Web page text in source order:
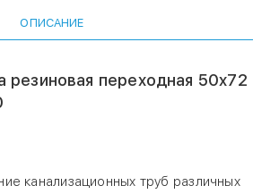
ОПИСАНИЕ
переходная 50х72
канализационных труб различных